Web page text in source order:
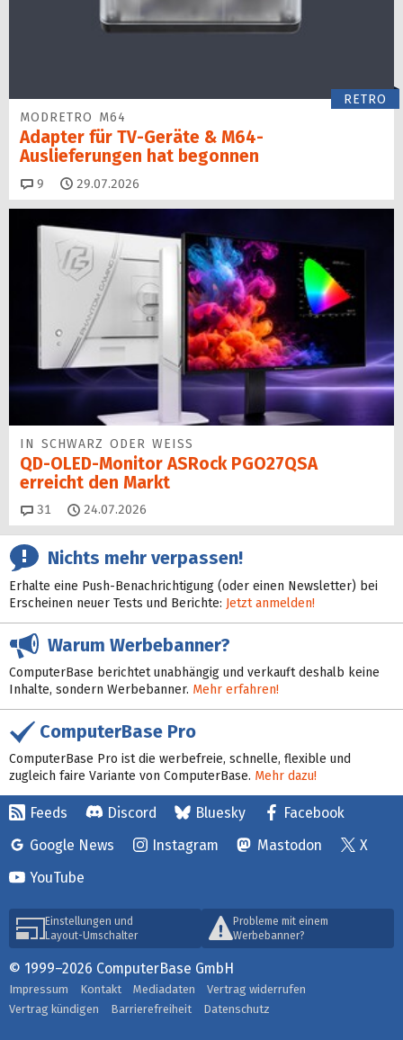
RETRO
MODRETRO M64
Adapter für TV-Geräte & M64-
Auslieferungen hat begon­nen
9 Kommentare
29.07.2026
IN SCHWARZ ODER WEISS
QD-OLED-Monitor ASRock PGO27QSA
erreicht den Markt
31 Kommentare
24.07.2026
Nichts mehr verpassen!
Erhalte eine Push-Benachrichtigung (oder einen Newsletter) bei
Erscheinen neuer Tests und Berichte: Jetzt anmelden!
Warum Werbebanner?
ComputerBase berichtet unabhängig und verkauft deshalb keine
Inhalte, sondern Werbebanner. Mehr erfahren!
ComputerBase Pro
ComputerBase Pro ist die werbefreie, schnelle, flexible und
zugleich faire Variante von ComputerBase. Mehr dazu!
Feeds Discord Bluesky
Facebook
Google News
Instagram Mastodon
X
YouTube
Einstellungen und
Layout-Umschalter
Probleme mit einem
Werbebanner?
© 1999–2026 ComputerBase GmbH
Impressum Kontakt Mediadaten
Vertrag widerrufen
Vertrag kündigen
Barrierefreiheit Datenschutz